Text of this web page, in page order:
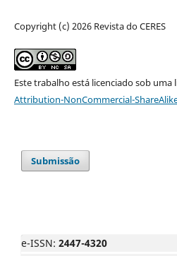
Copyright (c) 2026 Revista do CERES
Este trabalho está licenciado sob uma
Attribution-NonCommercial-
Submissão
e-ISSN: 2447-4320